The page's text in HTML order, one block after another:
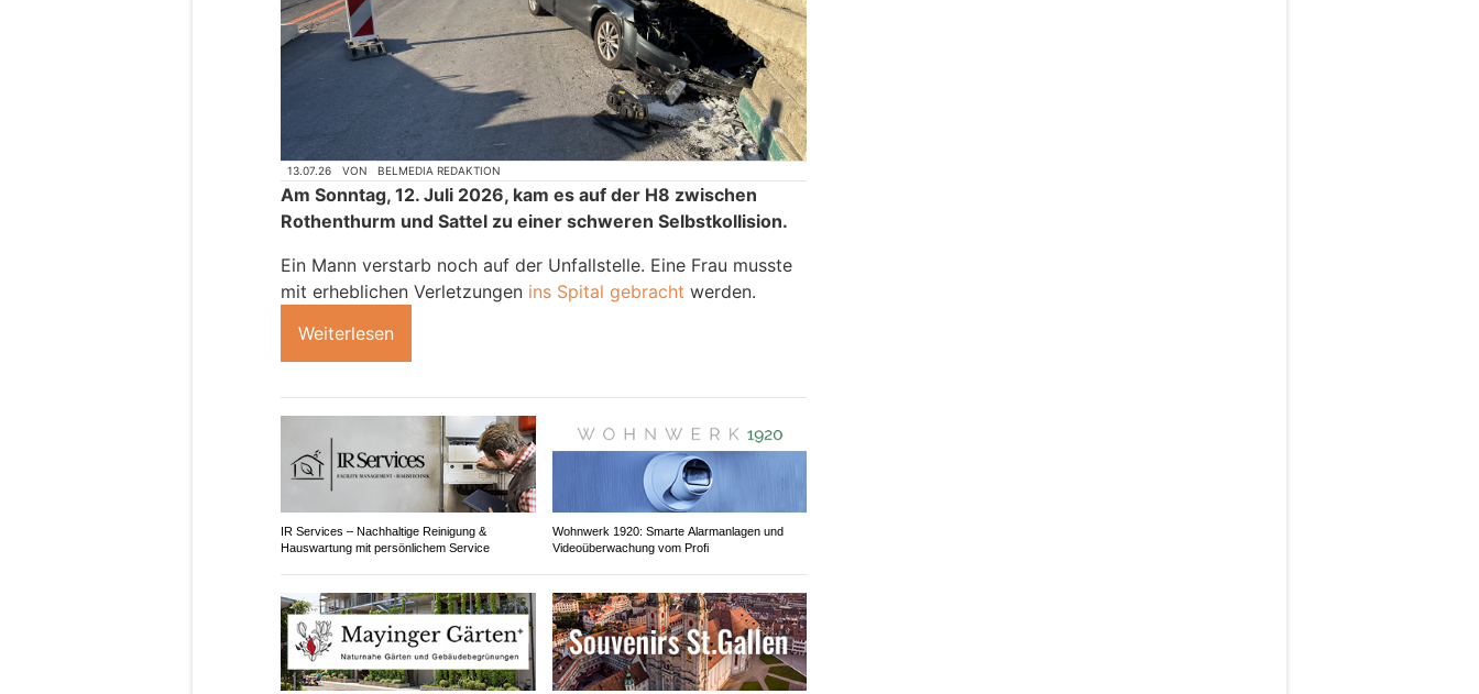
13.07.26 VON BELMEDIA REDAKTION
Am Sonntag, 12. Juli 2026, kam es auf der H8 zwischen
Rothenthurm und Sattel zu einer schweren Selbstkollision.
Ein Mann verstarb noch auf der Unfallstelle. Eine Frau musste
mit erheblichen Verletzungen ins Spital gebracht werden.
Weiterlesen
IR Services – Nachhaltige Reinigung &
Hauswartung mit persönlichem Service
Wohnwerk 1920: Smarte Alarmanlagen und
Videoüberwachung vom Profi